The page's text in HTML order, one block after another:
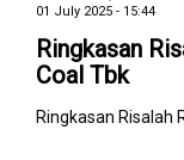
01 July 2025 - 15:44
Ringkasan
Coal Tbk
Ringkasan Risalah